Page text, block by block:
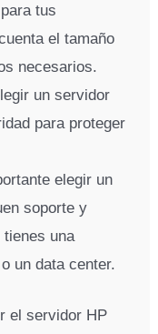
tus
el tamaño
necesarios.
un servidor
para proteger
elegir un
soporte y
una
un data center.
el servidor HP